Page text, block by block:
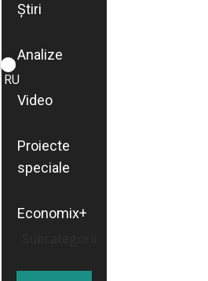
ROMÂNĂ
RU
Știri
Analize
Video
Proiecte
speciale
Economix+